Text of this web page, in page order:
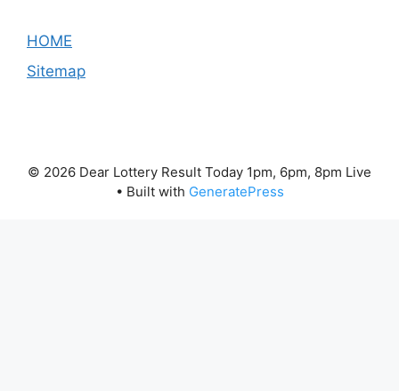
HOME
Sitemap
© 2026 Dear Lottery Result Today 1pm, 6pm, 8pm Live
• Built with GeneratePress